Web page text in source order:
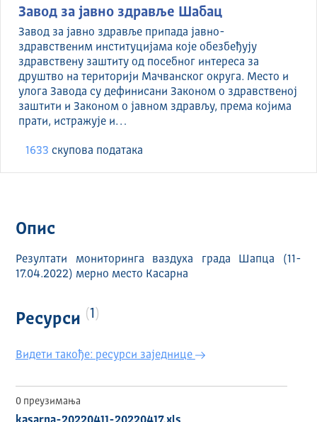
Завод за јавно здравље Шабац
Завод за јавно здравље припада јавно-
здравственим институцијама које обезбеђују
здравствену заштиту од посебног интереса за
друштво на територији Мачванског округа. Место и
улога Завода су дефинисани Законом о здравственој
заштити и Законом о јавном здрављу, према којима
прати, истражује и…
1633 скуповa података
Опис
Резултати мониторинга ваздуха града Шапца (11-
17.04.2022) мерно место Касарна
Ресурси 1
Видети такође: ресурси заједнице
0 преузимања